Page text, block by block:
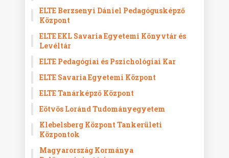
ELTE Berzsenyi Dániel Pedagógusképző
Központ
ELTE EKL Savaria Egyetemi Könyvtár és
Levéltár
ELTE Pedagógiai és Pszichológiai Kar
ELTE Savaria Egyetemi Központ
ELTE Tanárképző Központ
Eötvös Loránd Tudományegyetem
Klebelsberg Központ Tankerületi
Központok
Magyarország Kormánya